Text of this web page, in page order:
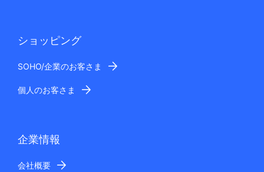
ショッピング
SOHO/企業のお客さま
個人のお客さま
企業情報
会社概要